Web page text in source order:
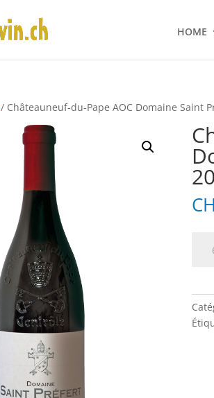
HOME
/ Châteauneuf-du-Pape AOC Domaine Saint
Pape
AOC